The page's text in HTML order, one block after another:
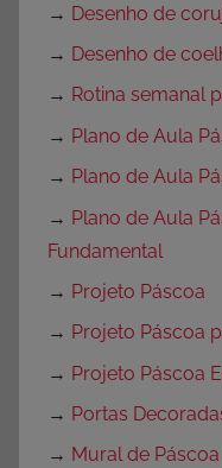
→ Desenho de
→ Desenho de
→ Rotina semanal
→ Plano de Aula
→ Plano de Aula
→ Plano de Aula
Fundamental
→ Projeto Páscoa
→ Projeto Páscoa
→ Projeto Páscoa
→ Portas
→ Mural de